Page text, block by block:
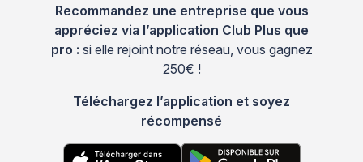
Recommandez une entreprise que vous
appréciez via l’application Club Plus que
pro : si elle rejoint notre réseau, vous gagnez
250€ !
Téléchargez l’application et soyez
récompensé